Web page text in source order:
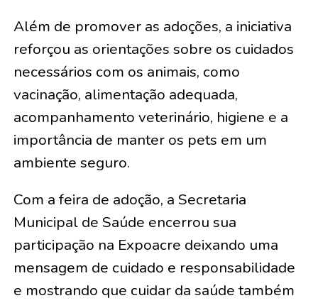
Além de promover as adoções, a iniciativa
reforçou as orientações sobre os cuidados
necessários com os animais, como
vacinação, alimentação adequada,
acompanhamento veterinário, higiene e a
importância de manter os pets em um
ambiente seguro.
Com a feira de adoção, a Secretaria
Municipal de Saúde encerrou sua
participação na Expoacre deixando uma
mensagem de cuidado e responsabilidade
e mostrando que cuidar da saúde também